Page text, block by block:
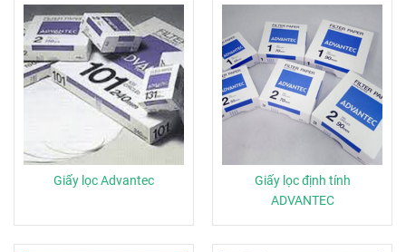
Giấy lọc Advantec
Giấy lọc định tính
ADVANTEC